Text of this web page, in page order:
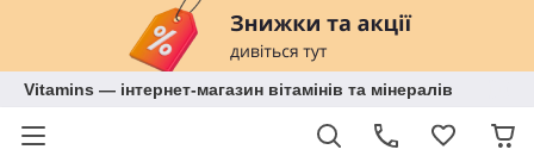
Vitamins — інтернет-магазин вітамінів та мінералів